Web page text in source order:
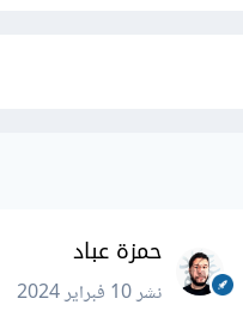
حمزة عباد
نشر10 فبراير 2024